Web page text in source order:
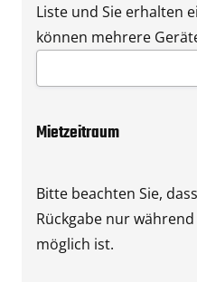
Liste und Sie erhalten
können mehrere
Mietzeitraum
Bitte beachten Sie,
Rückgabe nur
möglich ist.